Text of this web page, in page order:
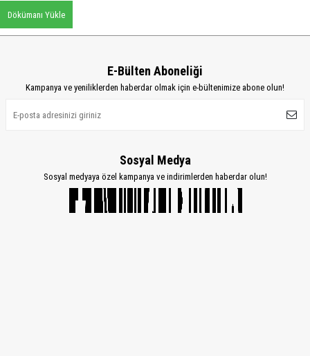
Dökümanı Yükle
E-Bülten Aboneliği
Kampanya ve yeniliklerden haberdar olmak için e-bültenimize abone olun!
Sosyal Medya
Sosyal medyaya özel kampanya ve indirimlerden haberdar olun!